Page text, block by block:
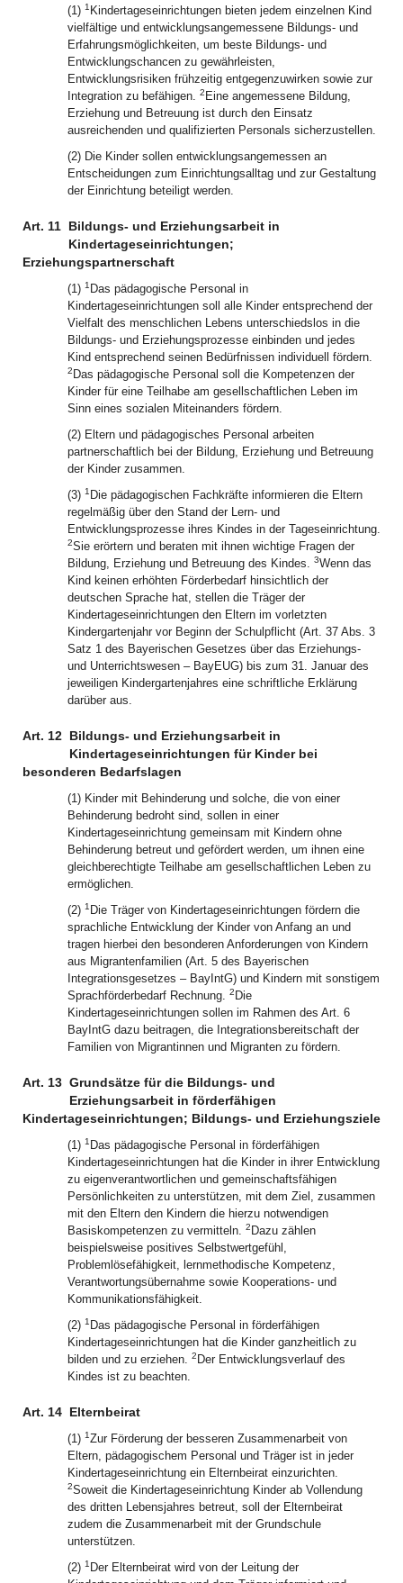
(1) 1 Kindertageseinrichtungen bieten jedem einzelnen Kind
vielfältige und entwicklungsangemessene Bildungs- und
Erfahrungsmöglichkeiten, um beste Bildungs- und
Entwicklungschancen zu gewährleisten,
Entwicklungsrisiken frühzeitig entgegenzuwirken sowie zur
Integration zu befähigen. 2 Eine angemessene Bildung,
Erziehung und Betreuung ist durch den Einsatz
ausreichenden und qualifizierten Personals sicherzustellen.
(2) Die Kinder sollen entwicklungsangemessen an
Entscheidungen zum Einrichtungsalltag und zur Gestaltung
der Einrichtung beteiligt werden.
Art. 11 Bildungs- und Erziehungsarbeit in
Kindertageseinrichtungen;
Erziehungspartnerschaft
(1) 1 Das pädagogische Personal in
Kindertageseinrichtungen soll alle Kinder entsprechend der
Vielfalt des menschlichen Lebens unterschiedslos in die
Bildungs- und Erziehungsprozesse einbinden und jedes
Kind entsprechend seinen Bedürfnissen individuell fördern.
2 Das pädagogische Personal soll die Kompetenzen der
Kinder für eine Teilhabe am gesellschaftlichen Leben im
Sinn eines sozialen Miteinanders fördern.
(2) Eltern und pädagogisches Personal arbeiten
partnerschaftlich bei der Bildung, Erziehung und Betreuung
der Kinder zusammen.
(3) 1 Die pädagogischen Fachkräfte informieren die Eltern
regelmäßig über den Stand der Lern- und
Entwicklungsprozesse ihres Kindes in der Tageseinrichtung.
2Sie erörtern und beraten mit ihnen wichtige Fragen der
Bildung, Erziehung und Betreuung des Kindes. 3Wenn das
Kind keinen erhöhten Förderbedarf hinsichtlich der
deutschen Sprache hat, stellen die Träger der
Kindertageseinrichtungen den Eltern im vorletzten
Kindergartenjahr vor Beginn der Schulpflicht (Art. 37 Abs. 3
Satz 1 des Bayerischen Gesetzes über das Erziehungs-
und Unterrichtswesen – BayEUG) bis zum 31. Januar des
jeweiligen Kindergartenjahres eine schriftliche Erklärung
darüber aus.
Art. 12 Bildungs- und Erziehungsarbeit in
Kindertageseinrichtungen für Kinder bei
besonderen Bedarfslagen
(1) Kinder mit Behinderung und solche, die von einer
Behinderung bedroht sind, sollen in einer
Kindertageseinrichtung gemeinsam mit Kindern ohne
Behinderung betreut und gefördert werden, um ihnen eine
gleichberechtigte Teilhabe am gesellschaftlichen Leben zu
ermöglichen.
(2) 1 Die Träger von Kindertageseinrichtungen fördern die
sprachliche Entwicklung der Kinder von Anfang an und
tragen hierbei den besonderen Anforderungen von Kindern
aus Migrantenfamilien (Art. 5 des Bayerischen
Integrationsgesetzes – BayIntG) und Kindern mit sonstigem
Sprachförderbedarf Rechnung. 2 Die
Kindertageseinrichtungen sollen im Rahmen des Art. 6
BayIntG dazu beitragen, die Integrationsbereitschaft der
Familien von Migrantinnen und Migranten zu fördern.
Art. 13 Grundsätze für die Bildungs- und
Erziehungsarbeit in förderfähigen
Kindertageseinrichtungen; Bildungs- und Erziehungsziele
(1) 1 Das pädagogische Personal in förderfähigen
Kindertageseinrichtungen hat die Kinder in ihrer Entwicklung
zu eigenverantwortlichen und gemeinschaftsfähigen
Persönlichkeiten zu unterstützen, mit dem Ziel, zusammen
mit den Eltern den Kindern die hierzu notwendigen
Basiskompetenzen zu vermitteln. 2 Dazu zählen
beispielsweise positives Selbstwertgefühl,
Problemlösefähigkeit, lernmethodische Kompetenz,
Verantwortungsübernahme sowie Kooperations- und
Kommunikationsfähigkeit.
(2) 1 Das pädagogische Personal in förderfähigen
Kindertageseinrichtungen hat die Kinder ganzheitlich zu
bilden und zu erziehen. 2 Der Entwicklungsverlauf des
Kindes ist zu beachten.
Art. 14 Elternbeirat
(1) 1Zur Förderung der besseren Zusammenarbeit von
Eltern, pädagogischem Personal und Träger ist in jeder
Kindertageseinrichtung ein Elternbeirat einzurichten.
2Soweit die Kindertageseinrichtung Kinder ab Vollendung
des dritten Lebensjahres betreut, soll der Elternbeirat
zudem die Zusammenarbeit mit der Grundschule
unterstützen.
(2) 1 Der Elternbeirat wird von der Leitung der